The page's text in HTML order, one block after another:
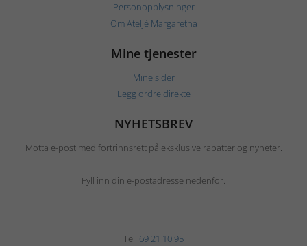
Personopplysninger
Om Ateljé Margaretha
Mine tjenester
Mine sider
Legg ordre direkte
NYHETSBREV
Motta e-post med fortrinnsrett på eksklusive rabatter og nyheter.
Fyll inn din e-postadresse nedenfor.
Tel: 69 21 10 95